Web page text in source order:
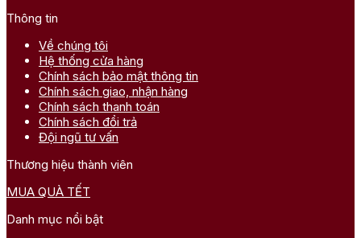
Thông tin
Về chúng tôi
Hệ thống cửa hàng
Chính sách bảo mật thông tin
Chính sách giao, nhận hàng
Chính sách thanh toán
Chính sách đổi trả
Đội ngũ tư vấn
Thương hiệu thành viên
MUA QUÀ TẾT
Danh mục nổi bật